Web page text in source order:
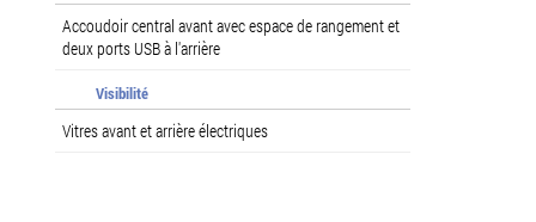
Accoudoir central avant avec espace de rangement et
deux ports USB à l'arrière
Visibilité
Vitres avant et arrière électriques